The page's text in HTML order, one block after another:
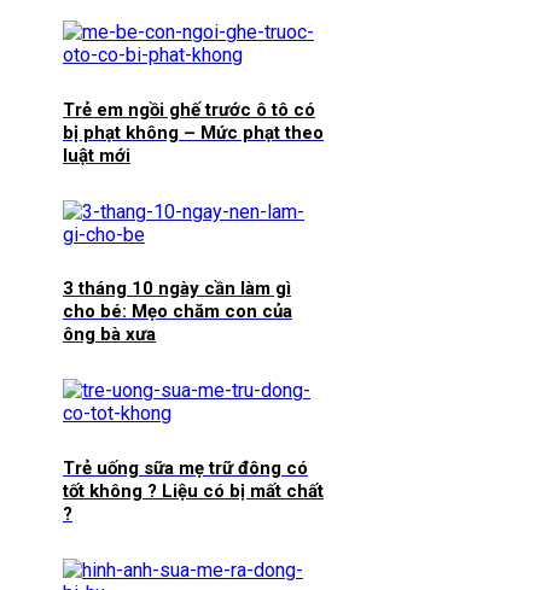
Trẻ em ngồi ghế trước ô tô có
bị phạt không – Mức phạt theo
luật mới
3 tháng 10 ngày cần làm gì
cho bé: Mẹo chăm con của
ông bà xưa
Trẻ uống sữa mẹ trữ đông có
tốt không ? Liệu có bị mất chất
?